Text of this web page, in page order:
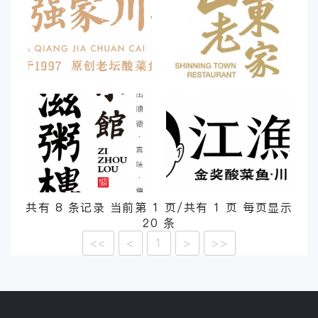
共有 8 条记录 当前第 1 页/共有 1 页 每页显示
20 条
<<
< 1 > >>